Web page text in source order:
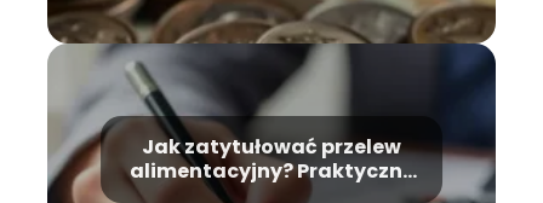
Jak zatytułować przelew
alimentacyjny? Praktyczne
wskazówki